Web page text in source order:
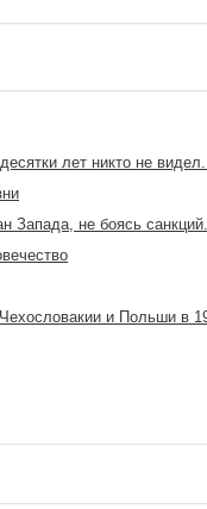
лет никто не
Запада, не боясь
и Польши в